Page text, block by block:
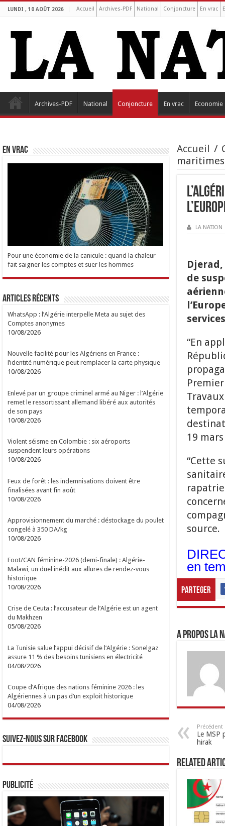
LUNDI , 10 AOÛT 2026 Accueil Archives-PDF National Conjoncture En vrac
Archives-PDF National Conjoncture En vrac Economie
Accueil /
maritimes
LA NATION
de
“En
19
“Cette
source.
en
Parteger
A propos LA
Précédent
Le MSP
hirak
Related
EN VRAC
Pour une économie de la canicule : quand la chaleur
fait saigner les comptes et suer les hommes
Articles Récents
WhatsApp : l’Algérie interpelle Meta au sujet des
Comptes anonymes
10/08/2026
Nouvelle facilité pour les Algériens en France :
l’identité numérique peut remplacer la carte physique
10/08/2026
Enlevé par un groupe criminel armé au Niger : l’Algérie
remet le ressortissant allemand libéré aux autorités
de son pays
10/08/2026
Violent séisme en Colombie : six aéroports
suspendent leurs opérations
10/08/2026
Feux de forêt : les indemnisations doivent être
finalisées avant fin août
10/08/2026
Approvisionnement du marché : déstockage du poulet
congelé à 350 DA/kg
10/08/2026
Foot/CAN féminine-2026 (demi-finale) : Algérie-
Malawi, un duel inédit aux allures de rendez-vous
historique
10/08/2026
Crise de Ceuta : l’accusateur de l’Algérie est un agent
du Makhzen
05/08/2026
La Tunisie salue l’appui décisif de l’Algérie : Sonelgaz
assure 11 % des besoins tunisiens en électricité
04/08/2026
Coupe d’Afrique des nations féminine 2026 : les
Algériennes à un pas d’un exploit historique
04/08/2026
Suivez-nous sur Facebook
Publicité